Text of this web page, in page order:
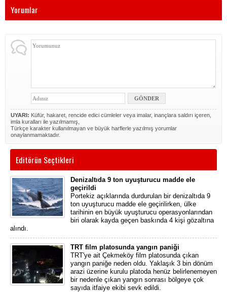
Yorumlar
UYARI: Küfür, hakaret, rencide edici cümleler veya imalar, inançlara saldırı içeren,
imla kuralları ile yazılmamış,
Türkçe karakter kullanılmayan ve büyük harflerle yazılmış yorumlar
onaylanmamaktadır.
Editörün Seçtikleri
Denizaltıda 9 ton uyuşturucu madde ele
geçirildi
Portekiz açıklarında durdurulan bir denizaltıda 9
ton uyuşturucu madde ele geçirilirken, ülke
tarihinin en büyük uyuşturucu operasyonlarından
biri olarak kayda geçen baskında 4 kişi gözaltına
alındı.
TRT film platosunda yangın paniği
TRT'ye ait Çekmeköy film platosunda çıkan
yangın paniğe neden oldu. Yaklaşık 3 bin dönüm
arazi üzerine kurulu platoda henüz belirlenemeyen
bir nedenle çıkan yangın sonrası bölgeye çok
sayıda itfaiye ekibi sevk edildi.